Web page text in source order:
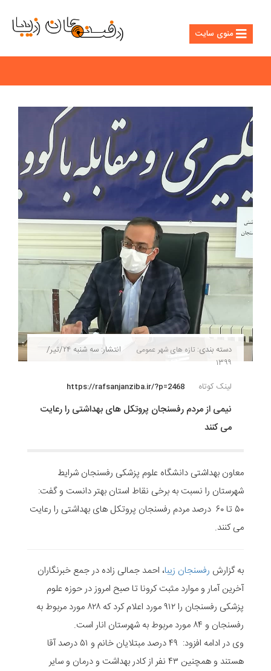
منوی سایت
دسته بندی: تازه های شهر عمومی
انتشار: سه شنبه ۲۴/تیر/
۱۳۹۹
لینک کوتاه
https://rafsanjanziba.ir/?p=2468
نیمی از مردم رفسنجان پروتکل های بهداشتی را رعایت
می کنند
معاون بهداشتی دانشگاه علوم پزشکی رفسنجان شرایط
شهرستان را نسبت به برخی نقاط استان بهتر دانست و گفت:
۵۰ تا ۶۰ درصد مردم رفسنجان پروتکل های بهداشتی را رعایت
می کنند.
به گزارش رفسنجان زیبا، احمد جمالی زاده در جمع خبرنگاران
آخرین آمار و موارد مثبت کرونا تا صبح امروز در حوزه علوم
پزشکی رفسنجان را ۹۱۲ مورد اعلام کرد که ۸۲۸ مورد مربوط به
رفسنجان و ۸۴ مورد مربوط به شهرستان انار است.
وی در ادامه افزود: ۴۹ درصد مبتلایان خانم و ۵۱ درصد آقا
هستند و همچنین ۴۳ نفر از کادر بهداشت و درمان و سایر